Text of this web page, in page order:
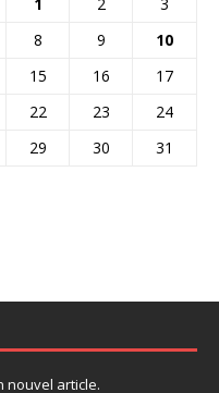
8 9
10
15 16
17
22 23
24
29 30 31
nouvel article.